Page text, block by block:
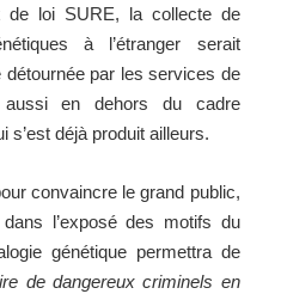
de loi SURE, la collecte de
à l’étranger serait
détournée par les services de
en dehors du cadre
s’est déjà produit ailleurs.
convaincre le grand public,
l’exposé des motifs du
génétique permettra de
de dangereux criminels en